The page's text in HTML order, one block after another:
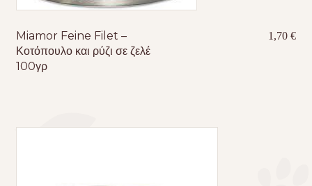
Miamor Feine Filet –
Κοτόπουλο και ρύζι σε ζελέ
100γρ
1,70€